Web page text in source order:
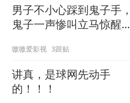
男子不小心踩到鬼子手，
鬼子一声惨叫立马惊醒其
嗷嗷爱影视 3跟贴
讲真，是球网先动手
的！！！